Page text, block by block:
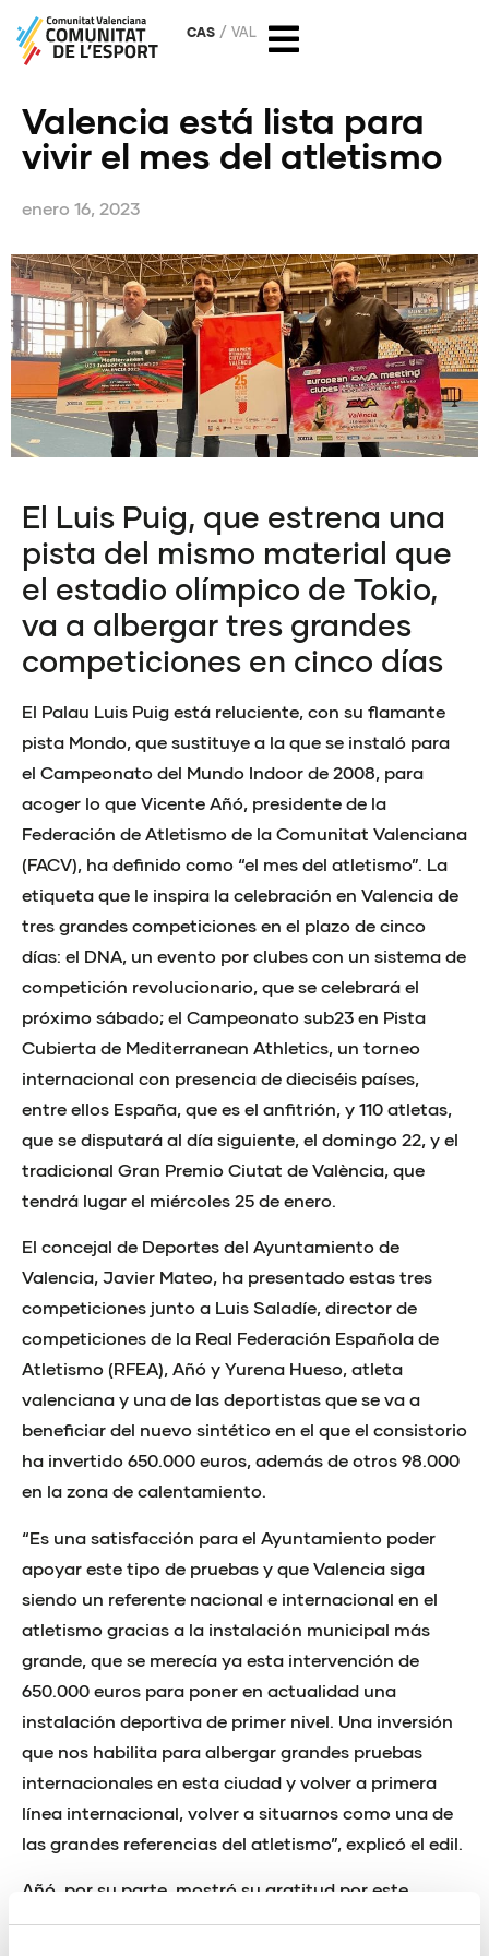
CAS VAL
Valencia está lista para
vivir el mes del atletismo
enero 16, 2023
El Luis Puig, que estrena una
pista del mismo material que
el estadio olímpico de Tokio,
va a albergar tres grandes
competiciones en cinco días
El Palau Luis Puig está reluciente, con su flamante
pista Mondo, que sustituye a la que se instaló para
el Campeonato del Mundo Indoor de 2008, para
acoger lo que Vicente Añó, presidente de la
Federación de Atletismo de la Comunitat Valenciana
(FACV), ha definido como “el mes del atletismo”. La
etiqueta que le inspira la celebración en Valencia de
tres grandes competiciones en el plazo de cinco
días: el DNA, un evento por clubes con un sistema de
competición revolucionario, que se celebrará el
próximo sábado; el Campeonato sub23 en Pista
Cubierta de Mediterranean Athletics, un torneo
internacional con presencia de dieciséis países,
entre ellos España, que es el anfitrión, y 110 atletas,
que se disputará al día siguiente, el domingo 22, y el
tradicional Gran Premio Ciutat de València, que
tendrá lugar el miércoles 25 de enero.
El concejal de Deportes del Ayuntamiento de
Valencia, Javier Mateo, ha presentado estas tres
competiciones junto a Luis Saladíe, director de
competiciones de la Real Federación Española de
Atletismo (RFEA), Añó y Yurena Hueso, atleta
valenciana y una de las deportistas que se va a
beneficiar del nuevo sintético en el que el consistorio
ha invertido 650.000 euros, además de otros 98.000
en la zona de calentamiento.
“Es una satisfacción para el Ayuntamiento poder
apoyar este tipo de pruebas y que Valencia siga
siendo un referente nacional e internacional en el
atletismo gracias a la instalación municipal más
grande, que se merecía ya esta intervención de
650.000 euros para poner en actualidad una
instalación deportiva de primer nivel. Una inversión
que nos habilita para albergar grandes pruebas
internacionales en esta ciudad y volver a primera
línea internacional, volver a situarnos como una de
las grandes referencias del atletismo”, explicó el edil.
Añó, por su parte, mostró su gratitud por este
impulso para una instalación que es vital en el